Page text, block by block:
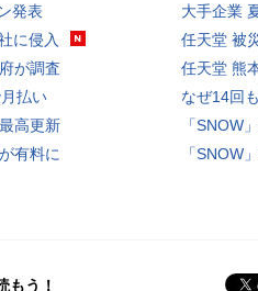
発表
に侵入
が調査
払い
高更新
有料に
大手企業
任天堂 被
任天堂 熊
なぜ14回
「SNOW
「SNOW
もう！